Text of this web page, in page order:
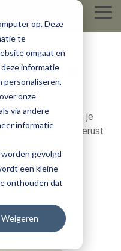
op. Deze
te
omgaat en
informatie
personaliseren,
onze
via andere
informatie
gevolgd
een kleine
onthouden dat
Weigeren
jou te
maken of ben je
Neem gerust
mij.